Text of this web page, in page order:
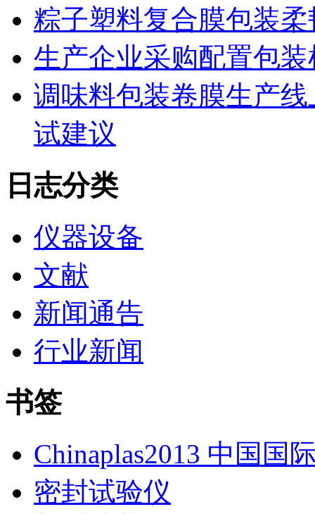
粽子塑料复合膜包装
生产企业采购配置包
调味料包装卷膜生产
试建议
日志分类
仪器设备
文献
新闻通告
行业新闻
书签
Chinaplas2013 中国国
密封试验仪